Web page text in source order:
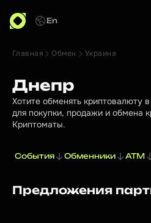
En
Главная Обмен Украина
Днепр
Хотите обменять криптовалюту
для покупки, продажи и обмена
Криптоматы.
События Обменники ATM
Предложения